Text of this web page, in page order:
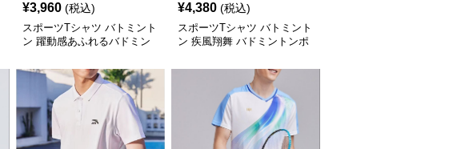
¥3,960 (税込)
スポーツTシャツ バトミント
ン 躍動感あふれるバドミン
¥4,380 (税込)
スポーツTシャツ バトミント
ン 疾風翔舞 バドミントンポ